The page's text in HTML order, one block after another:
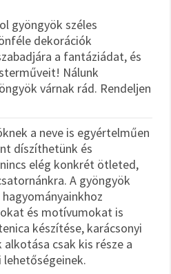
gyöngyök széles
dekorációk
a fantáziádat, és
Nálunk
várnak rád. Rendeljen
a neve is egyértelműen
díszíthetünk és
elég konkrét ötleted,
A gyöngyök
és motívumokat is
készítése, karácsonyi
csak kis része a